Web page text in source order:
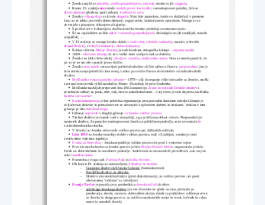
 Ženska naj bi se omožila , vodila gospodinjstvo , rojevala otroke in jih vzgajala

Konec 19. stoletja niso imele enakih pravic kot moški , neenakopraven položaj, bile so
diskriminirane glede na spol (zakon), tradicija in vera.

Ženske višjega sloja so živele drugače. Niso bile zaposlene, imele so služinčad, v prostem
času so se lahko posvetile dobrodelnosti, vzgoji otrok, kratkočasnim opravilom. Mnoge so se
ukvarjale s pisanjem, slikanjem ali glasbo.

S prehodom v industrijsko družbo kmečke ženske pridobijo razmeroma malo.

Še na najslabšem so bile dekle v mestnih gospodinjstvih , delodajalci so jih izrabljali, noseče
odpuščali, ...

V 19.stoletju so mnoge ženske delale v mali obrti , tekstilni industriji , naraslo je število
domačih šivilj, v tobačni industriji , elektroindustriji

Šolska reforma Marije Terezije je tudi ženskam omogočila šolanje – najosnovnejše

1869 – obvezno šolanje , ki se v veliki meri uveljavi tudi za dekleta.

Ženske so lahko bile odslej učiteljice, varuške, medicinske sestre. Niso se smele poročiti, če
pa so se so morale opustiti javno službo.

Ženske niso smele ustanavljati političnih društev ali biti njihove članice, prepovedano jim je
bilo obiskovanje političnih zborovanj. Lahko pa so bile članice dobrodelnih in izobraževalnih
društev.

Meščansko emancipacijsko gibanje – 1879 – cilj: doseganje višje izobrazbe za ženske, moški
svet nad tem seveda ni bil navdušen. Konec 19.stoletja že prve študentke.

Meščanke navkljub prepovedi leta 1902 ustanovijo Zvezo avstrijskih ženskih društev s
posebnimi odbori za pouk, obrt, tisk, mir in antialkoholizem – v tej zvezi je zelo dejavna pacifistka
Bertha von Suttner.

Socialdemokracija je kot politična organizacija prva ponudila ženskam zaledje.Gibanje je
vključevalo delavke in pomočnice ter se ukvarjalo z njihovimi skrbmi in stiskami. Vodilna v tem
gibanju je bila Adelheid Popp

Gibanje sufražetk v Angliji gibanje za žensko volilno pravico

Takšno društvo je nastalo tudi v monarhiji, a ga je državna oblast ovirala. Prepovedala je
nastanek društva. Za popolno enakopravnost žensk na političnem področju se je zavzemala le
socialdemokratska stranka.

V Avstriji so ženske celo imele volilno pravico pri občinskih volitvah.

Leta 1910 so ženske marsikje dobile volilno pravico, tudi v Ljubljani, vendar jo med
svetovnima vojnama izgubijo.

Finska in Norveška – ženskam podelijo volilno pravico že pred I. svetovno vojno

Prva slovenska borka za ženske pravice je bila Marija Murnik Horak , organizirala je delo
žensk na dobrodelnem in narodnem področju. Sodelovale so na narodnih prireditvah, zato so jim
rekli narodne dame.

Pomembna vloga tudi: Pavlina Pajk in Zofka Kveder.

Ob koncu 19. stoletja so ustanovljena 3 društva za ženske:
-
Gospejno društvo krščanske ljubezni (humanitarnost)
-
Katoliško društvo za delavke
-
Društvo slovenskih učiteljic (proti diskriminaciji, za volilno pravico, ter proti
obveznemu ''celibatu'' za učiteljice)

Franja Tavčar je postala prva predsednica demokratičnih društev:
-
splošnega ženskega društva (za vse slovenke ne glede na stan, prirejalo je
predavanja, shode, razstave, dobrodelne akcije, shode za pridobitev volilne pravice
za ženske in druge pravice, za zaščito nezakonskih mater in otrok, ločenih in vdov,
mater in samskih žensk)